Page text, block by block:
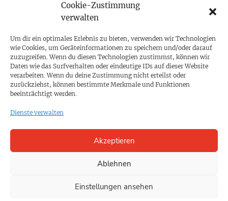
Cookie-Zustimmung
verwalten
Um dir ein optimales Erlebnis zu bieten, verwenden wir Technologien
wie Cookies, um Geräteinformationen zu speichern und/oder darauf
zuzugreifen. Wenn du diesen Technologien zustimmst, können wir
Daten wie das Surfverhalten oder eindeutige IDs auf dieser Website
verarbeiten. Wenn du deine Zustimmung nicht erteilst oder
zurückziehst, können bestimmte Merkmale und Funktionen
beeinträchtigt werden.
Dienste verwalten
Akzeptieren
Ablehnen
Einstellungen ansehen
PRINTAUSGABE
Mediadaten
Impressum